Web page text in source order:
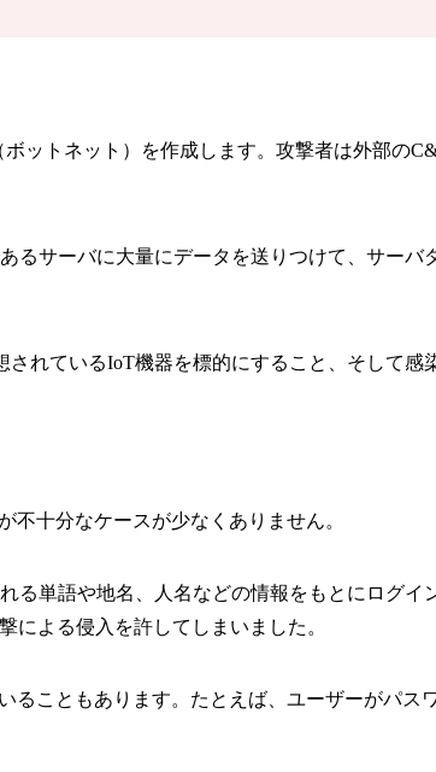
ットネット）を作成します。攻撃者は外部の
サーバに大量にデータを送りつけて、サーバ
れているIoT機器を標的にすること、そして感
十分なケースが少なくありません。
単語や地名、人名などの情報をもとにログ
による侵入を許してしまいました。
こともあります。たとえば、ユーザーがパス